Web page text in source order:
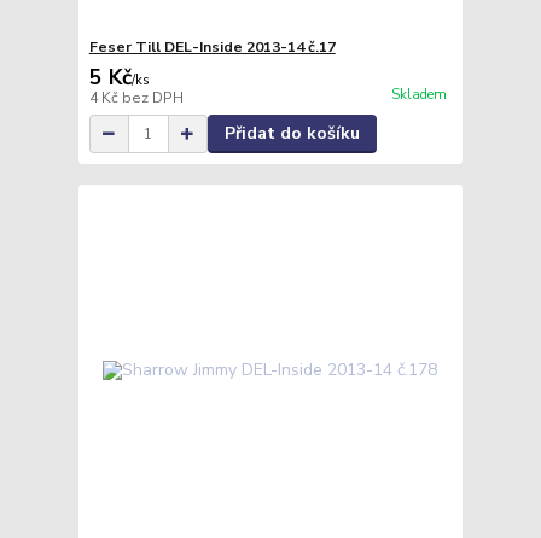
Feser Till DEL-Inside 2013-14 č.17
5 Kč/ks
4 Kč bez DPH Skladem
Přidat do košíku